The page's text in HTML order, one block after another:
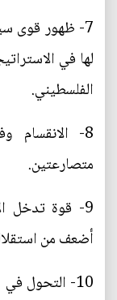
7- ظهور قوى
لها في
الفلسطيني.
8-
متصارعتين.
9- قوة تدخل
أضعف من
10- التحول